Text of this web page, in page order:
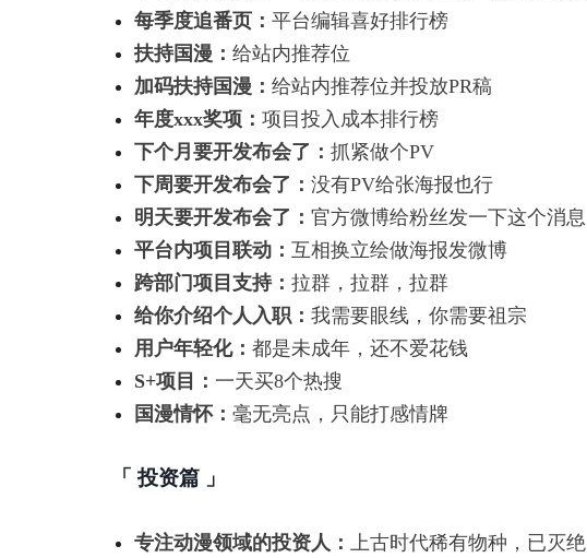
每季度追番页： 平台编辑喜好排行榜
扶持国漫： 给站内推荐位
加码扶持国漫： 给站内推荐位并投放PR稿
年度xxx奖项： 项目投入成本排行榜
下个月要开发布会了： 抓紧做个PV
下周要开发布会了： 没有PV给张海报也行
明天要开发布会了： 官方微博给粉丝发一下这个消息
平台内项目联动： 互相换立绘做海报发微博
跨部门项目支持： 拉群，拉群，拉群
给你介绍个人入职： 我需要眼线，你需要祖宗
用户年轻化： 都是未成年，还不爱花钱
S+项目： 一天买8个热搜
国漫情怀： 毫无亮点，只能打感情牌
「 投资篇 」
专注动漫领域的投资人： 上古时代稀有物种，已灭绝